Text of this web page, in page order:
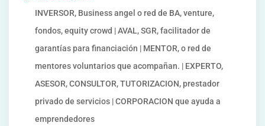
INVERSOR, Business angel o red de BA, venture,
fondos, equity crowd | AVAL, SGR, facilitador de
garantías para financiación | MENTOR, o red de
mentores voluntarios que acompañan. | EXPERTO,
ASESOR, CONSULTOR, TUTORIZACION, prestador
privado de servicios | CORPORACION que ayuda a
emprendedores